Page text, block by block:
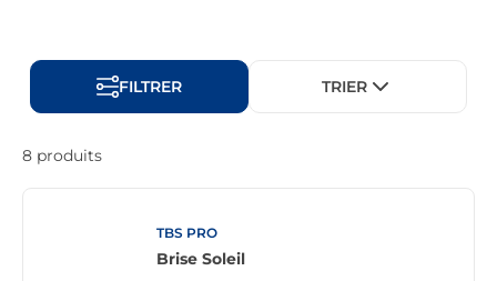
FILTRER TRIER
8 produits
TBS PRO
Brise Soleil